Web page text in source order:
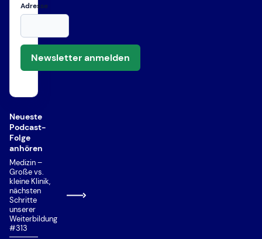
Adresse
Newsletter anmelden
Neueste
Podcast-
Folge
anhören
Medizin –
Große vs.
kleine Klinik,
nächsten
Schritte
unserer
Weiterbildung
#313